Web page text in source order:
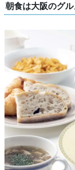
朝食は大阪のグ